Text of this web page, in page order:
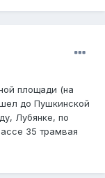
площади (на
до Пушкинской
Лубянке, по
35 трамвая